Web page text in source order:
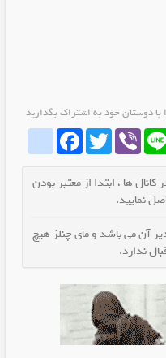
با دوستان خود به اشتراک بگذارید
whatrubikaFacebookTwitter Viber
ها ، ابتدا از معتبر بودن
نمایید.
آن می باشد و مای چنلز هیچ
ندارد.